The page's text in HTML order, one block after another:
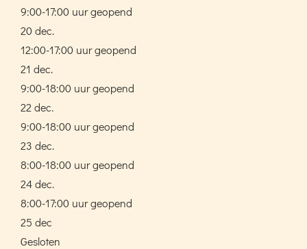
9:00-17:00 uur geopend
20 dec.
12:00-17:00 uur geopend
21 dec.
9:00-18:00 uur geopend
22 dec.
9:00-18:00 uur geopend
23 dec.
8:00-18:00 uur geopend
24 dec.
8:00-17:00 uur geopend
25 dec
Gesloten